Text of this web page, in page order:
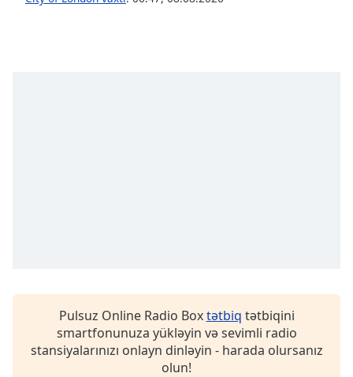
Pulsuz Online Radio Boxtətbiq tətbiqini
smartfonunuza yükləyin və sevimli radio
stansiyalarınızı onlayn dinləyin - harada olursanız
olun!